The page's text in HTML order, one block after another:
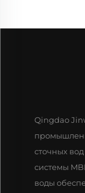
Qingdao
сточных
системы
воды